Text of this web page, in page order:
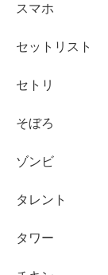
スマホ
セットリスト
セトリ
そぼろ
ゾンビ
タレント
タワー